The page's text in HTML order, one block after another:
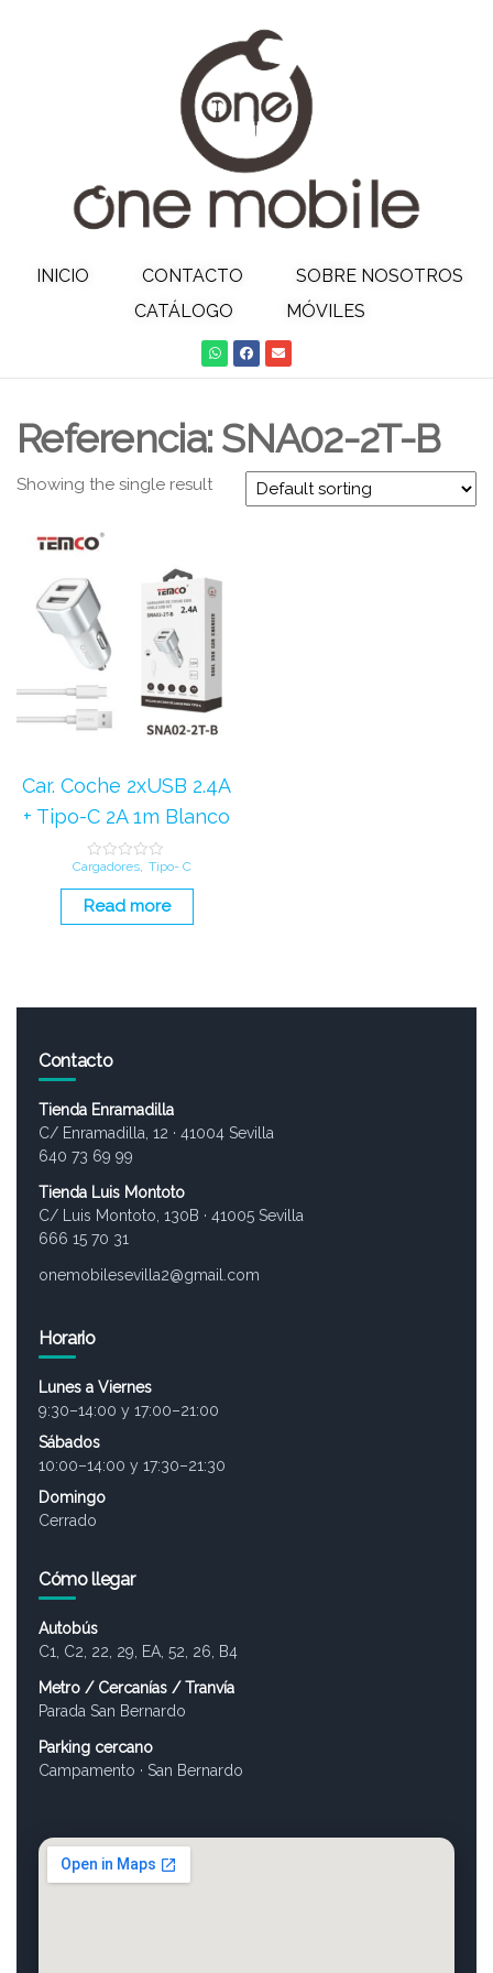
INICIO CONTACTO
SOBRE NOSOTROS
CATÁLOGO
MÓVILES
Referencia: SNA02-2T-B
Showing the single result
Car. Coche 2xUSB 2.4A
+ Tipo-C 2A 1m Blanco
R
t
e
d
Cargadores Tipo- C
Read more
Contacto
Tienda Enramadilla
C/ Enramadilla, 12 · 41004 Sevilla
640 73 69 99
Tienda Luis Montoto
C/ Luis Montoto, 130B · 41005 Sevilla
666 15 70 31
onemobilesevilla2@gmail.com
Horario
Lunes a Viernes
9:30–14:00 y 17:00–21:00
Sábados
10:00–14:00 y 17:30–21:30
Domingo
Cerrado
Cómo llegar
Autobús
C1, C2, 22, 29, EA, 52, 26, B4
Metro / Cercanías / Tranvía
Parada San Bernardo
Parking cercano
Campamento · San Bernardo